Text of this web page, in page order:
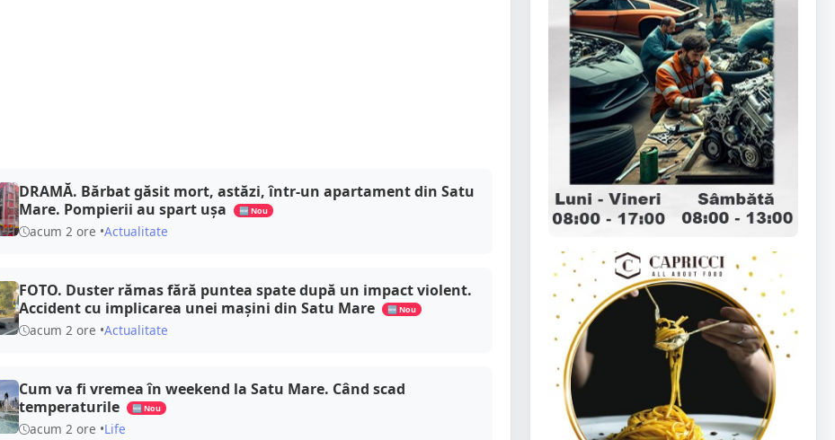
DRAMĂ. Bărbat găsit mort, astăzi, într-un apartament din Satu
Mare. Pompierii au spart ușa
🆕 Nou
acum 2 ore •Actualitate
FOTO. Duster rămas fără puntea spate după un impact violent.
Accident cu implicarea unei mașini din Satu Mare
🆕 Nou
acum 2 ore •Actualitate
Cum va fi vremea în weekend la Satu Mare. Când scad
temperaturile
🆕 Nou
acum 2 ore •Life